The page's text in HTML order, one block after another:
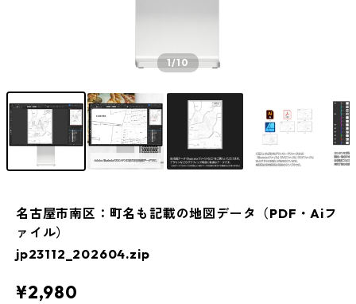
1/10
名古屋市南区：町名も記載の地図データ（PDF・Aiフ
ァイル）
jp23112_202604.zip
¥2,980